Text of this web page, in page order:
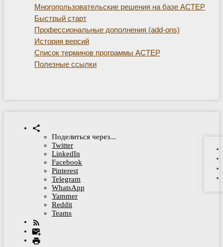
Многопользовательские решения на базе АСТЕР
Быстрый старт
Профессиональные дополнения (add-ons)
История версий
Список терминов программы АСТЕР
Полезные ссылки
Поделиться через...
Twitter
LinkedIn
Facebook
Pinterest
Telegram
WhatsApp
Yammer
Reddit
Teams